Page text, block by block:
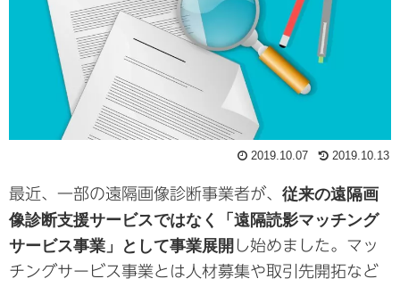
2019.10.13
2019.10.07
最近、一部の遠隔画像診断事業者が、 従来の遠隔画
像診断支援サービスではなく「遠隔読影マッチング
サービス事業」として事業展開 し始めました。マッ
チングサービス事業とは人材募集や取引先開拓など